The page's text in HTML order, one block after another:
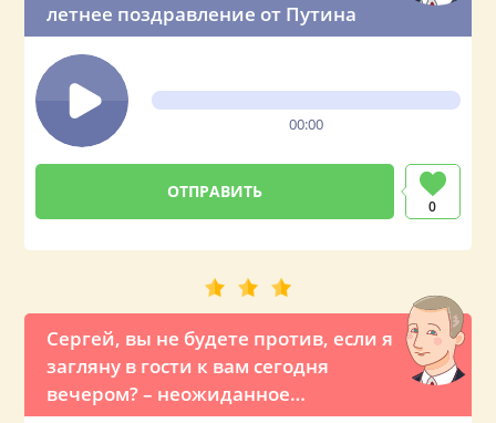
летнее поздравление от Путина
00:00
0
Сергей, вы не будете против, если я
загляну в гости к вам сегодня
вечером? – неожиданное